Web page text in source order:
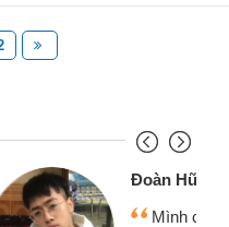
tiền gấp nên định cầm cố